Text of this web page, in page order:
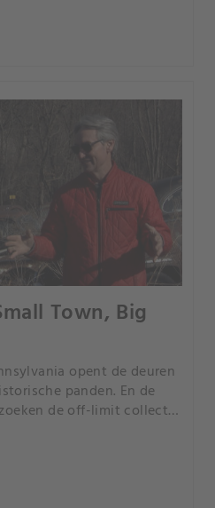
Town, Big
opent de deuren
panden. En de
de off-limit collectie